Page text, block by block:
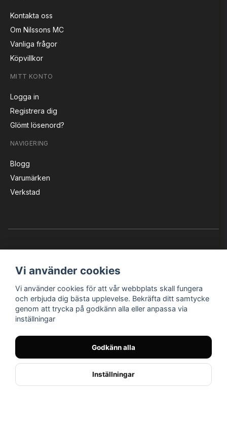
Kontakta oss
Om Nilssons MC
Vanliga frågor
Köpvillkor
MITT KONTO
Logga in
Registrera dig
Glömt lösenord?
NAVIGERING
Blogg
Varumärken
Verkstad
© Nilssons MC - Allt för dig & din MC
Instagram Facebook YouTube
Vi använder cookies
Vi använder cookies för att vår webbplats skall fungera
och erbjuda dig bästa upplevelse. Bekräfta ditt samtycke
genom att trycka på godkänn alla eller anpassa via
inställningar
Godkänn alla
Inställningar